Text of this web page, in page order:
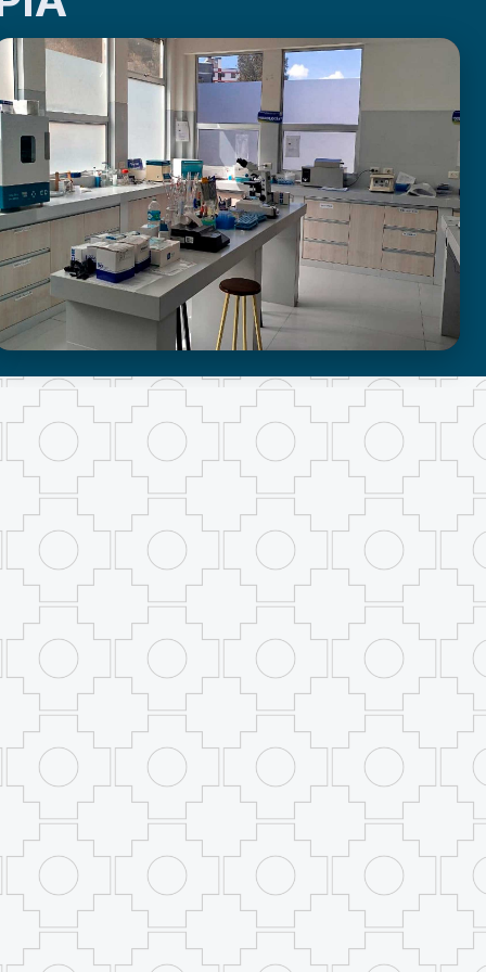
LABORATORIO DE INVESTIGACIÓN -
PROUMSA